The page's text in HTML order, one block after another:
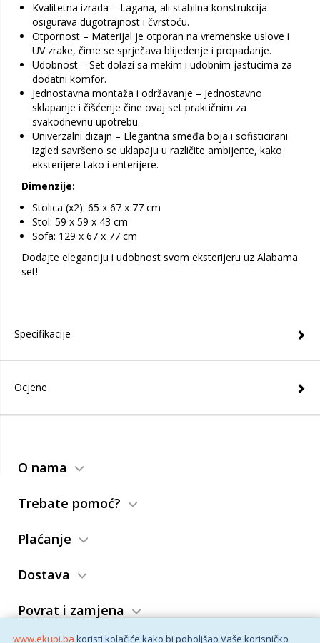
www.ekupi.ba koristi kolačiće kako bi poboljšao Vaše korisničko
Kvalitetna izrada – Lagana, ali stabilna konstrukcija
osigurava dugotrajnost i čvrstoću.
Otpornost – Materijal je otporan na vremenske uslove i
UV zrake, čime se sprječava blijedenje i propadanje.
Udobnost – Set dolazi sa mekim i udobnim jastucima za
dodatni komfor.
Jednostavna montaža i održavanje – Jednostavno
sklapanje i čišćenje čine ovaj set praktičnim za
svakodnevnu upotrebu.
Univerzalni dizajn – Elegantna smeđa boja i sofisticirani
izgled savršeno se uklapaju u različite ambijente, kako
eksterijere tako i enterijere.
Dimenzije:
Stolica (x2): 65 x 67 x 77 cm
Stol: 59 x 59 x 43 cm
Sofa: 129 x 67 x 77 cm
Dodajte eleganciju i udobnost svom eksterijeru uz Alabama
set!
Specifikacije
Ocjene
O nama
Trebate pomoć?
Plaćanje
Dostava
Povrat i zamjena